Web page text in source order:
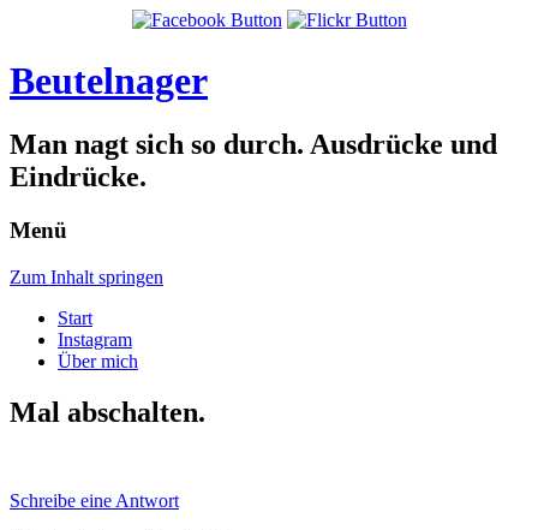
Beutelnager
Man nagt sich so durch. Ausdrücke und
Eindrücke.
Menü
Zum Inhalt springen
Start
Instagram
Über mich
Mal abschalten.
Schreibe eine Antwort